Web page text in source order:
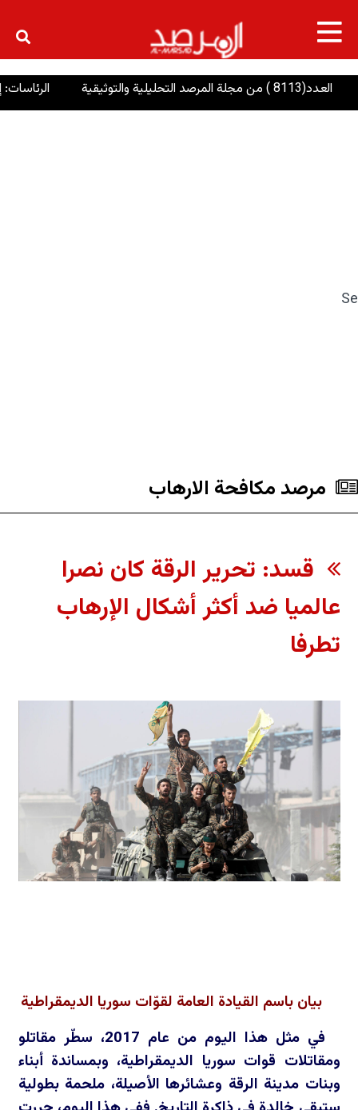
×العدد(8113 ) من مجلة المرصد التحليلية والتوثيقية الرئاسات:
مرصد مكافحة الارهاب
قسد: تحرير الرقة كان نصرا
عالميا ضد أكثر أشكال الإرهاب
تطرفا
بيان باسم القيادة العامة لقوّات سوريا الديمقراطية
في مثل هذا اليوم من عام 2017، سطّر مقاتلو
ومقاتلات قوات سوريا الديمقراطية، وبمساندة أبناء
وبنات مدينة الرقة وعشائرها الأصيلة، ملحمة بطولية